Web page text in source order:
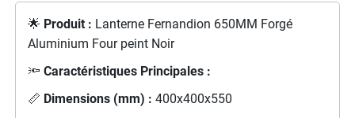
🌟 Produit : Lanterne Fernandion 650MM Forgé
Aluminium Four peint Noir
🔦 Caractéristiques Principales :
📏 Dimensions (mm) : 400x400x550